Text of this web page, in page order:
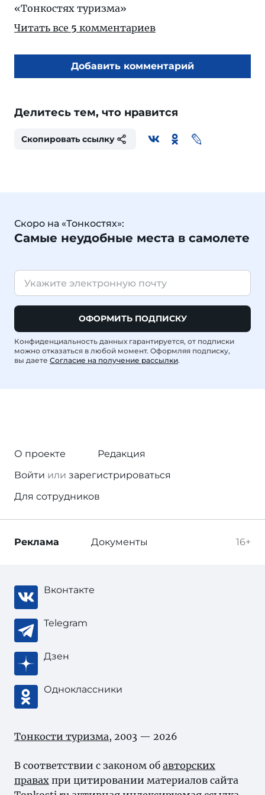
«Тонкостях туризма»
Читать все 5 комментариев
Добавить комментарий
Делитесь тем, что нравится
Скопировать ссылку
Скоро на «Тонкостях»:
Самые неудобные места в самолете
ОФОРМИТЬ ПОДПИСКУ
Конфиденциальность данных гарантируется, от подписки
можно отказаться в любой момент. Оформляя подписку,
вы даете Согласие на получение рассылки.
О проекте
Редакция
Войти или зарегистрироваться
Для сотрудников
16+
Реклама Документы
Вконтакте
Telegram
Дзен
Одноклассники
Тонкости туризма, 2003 — 2026
В соответствии с законом об авторских
правах при цитировании материалов сайта